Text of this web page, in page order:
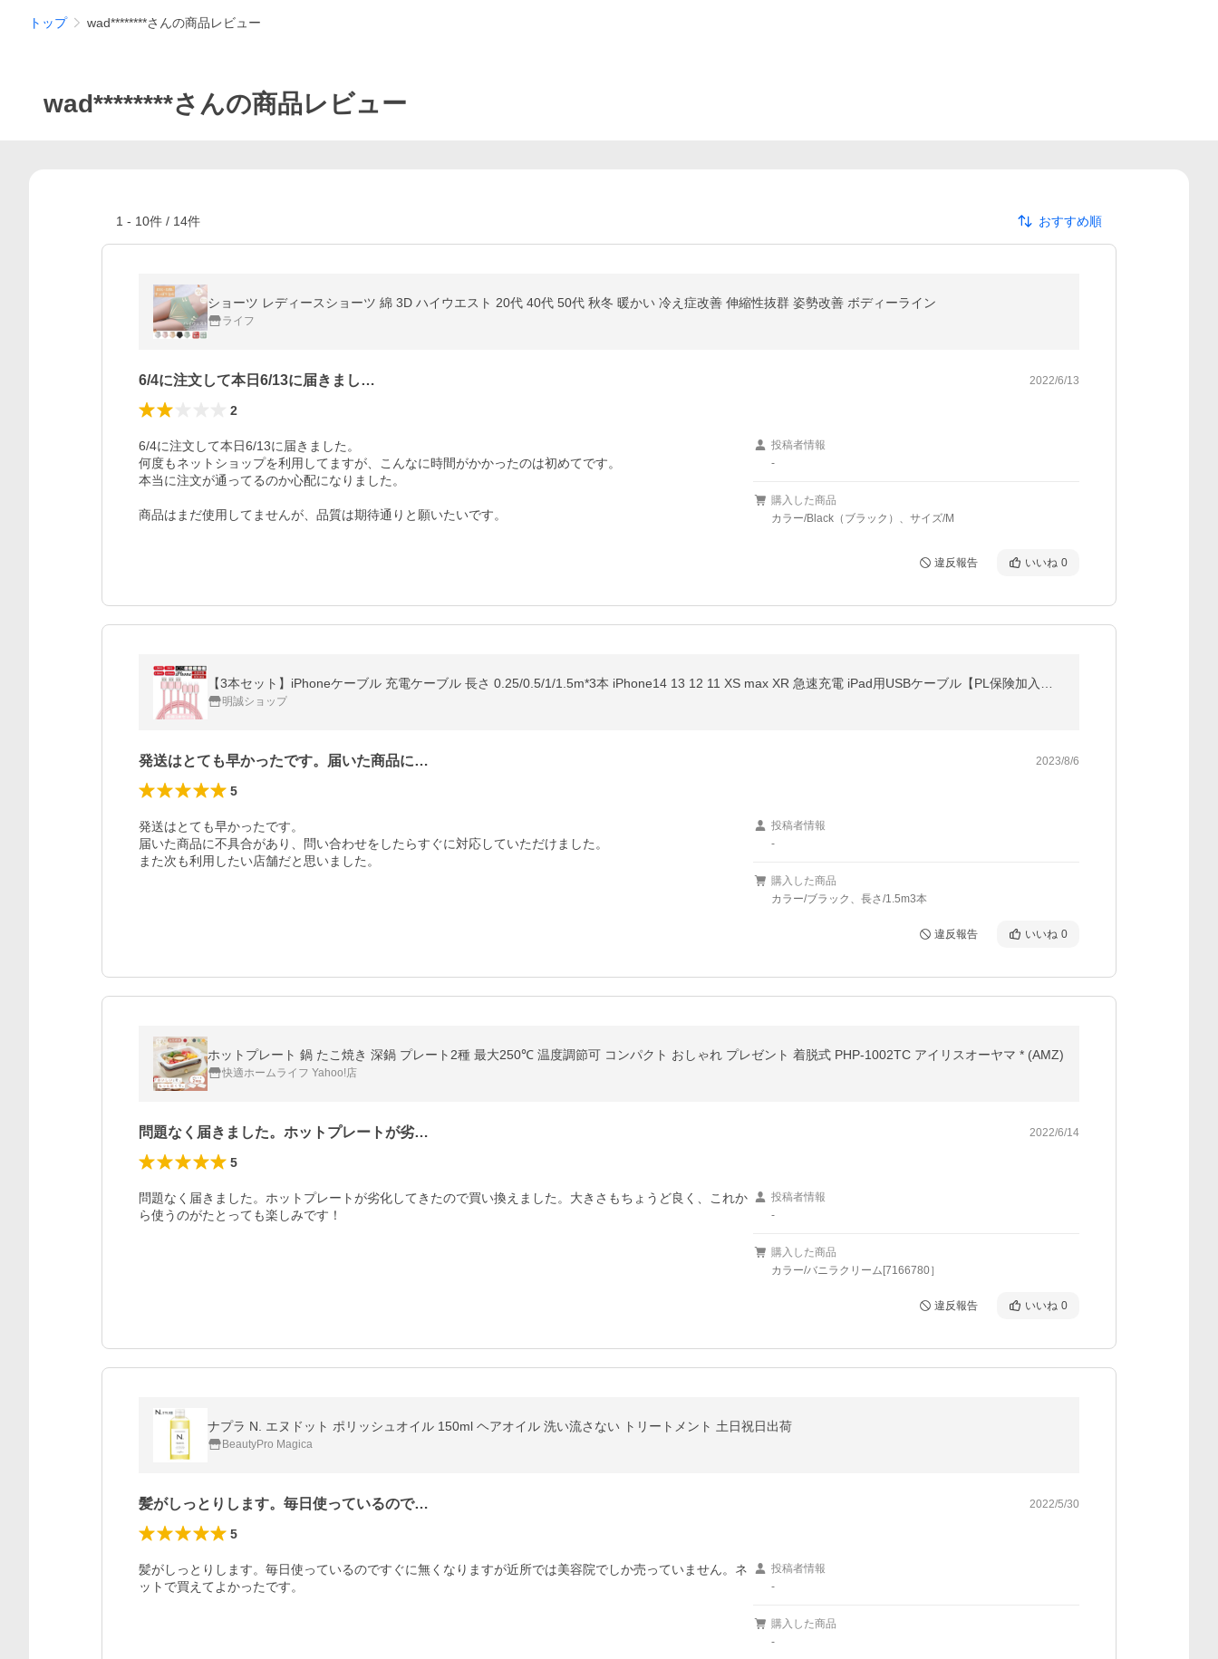
トップ wad********さんの商品レビュー
wad********さんの商品レビュー
1 - 10件 / 14件 おすすめ順
ショーツ レディースショーツ 綿 3D ハイウエスト 20代 40代 50代 秋冬 暖かい 冷え症改善 伸縮性抜群 姿勢改善 ボディーライン
ライフ
6/4に注文して本日6/13に届きまし… 2022/6/13
2
6/4に注文して本日6/13に届きました。
何度もネットショップを利用してますが、こんなに時間がかかったのは初めてです。
本当に注文が通ってるのか心配になりました。
商品はまだ使用してませんが、品質は期待通りと願いたいです。
投稿者情報
-
購入した商品
カラー/Black（ブラック）、サイズ/M
違反報告 いいね 0
明誠ショップ
発送はとても早かったです。届いた商品に… 2023/8/6
5
発送はとても早かったです。
届いた商品に不具合があり、問い合わせをしたらすぐに対応していただけました。
また次も利用したい店舗だと思いました。
投稿者情報
-
購入した商品
カラー/ブラック、長さ/1.5m3本
違反報告 いいね 0
ホットプレート 鍋 たこ焼き 深鍋 プレート2種 最大250℃ 温度調節可 コンパクト おしゃれ プレゼント 着脱式 PHP-1002TC アイリスオーヤマ * (AMZ)
快適ホームライフ Yahoo!店
問題なく届きました。ホットプレートが劣… 2022/6/14
5
問題なく届きました。ホットプレートが劣化してきたので買い換えました。大きさもちょうど良く、これか
ら使うのがたとっても楽しみです！
投稿者情報
-
購入した商品
カラー/バニラクリーム[7166780］
違反報告 いいね 0
ナプラ N. エヌドット ポリッシュオイル 150ml ヘアオイル 洗い流さない トリートメント 土日祝日出荷
BeautyPro Magica
髪がしっとりします。毎日使っているので… 2022/5/30
5
髪がしっとりします。毎日使っているのですぐに無くなりますが近所では美容院でしか売っていません。ネ
ットで買えてよかったです。
投稿者情報
-
購入した商品
-